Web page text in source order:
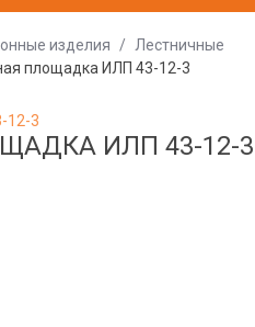
изделия / Лестничные
площадка ИЛП 43-12-3
ИЛП 43-12-3